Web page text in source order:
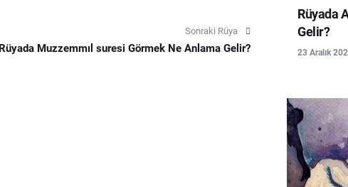
Sonraki Rüya
Rüyada Muzzemmıl suresi Görmek Ne Anlama Gelir?
Rüyada
Gelir?
23 Aralık